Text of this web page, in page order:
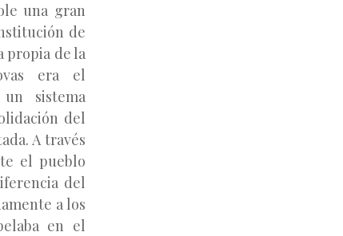
una gran
de
propia de la
era el
sistema
del
A través
el pueblo
del
a los
en el